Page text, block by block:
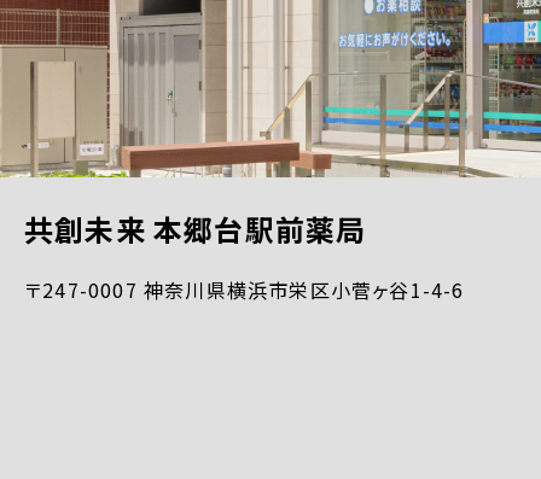
共創未来 本郷台駅前薬局
〒247-0007 神奈川県横浜市栄区小菅ヶ谷1-4-6